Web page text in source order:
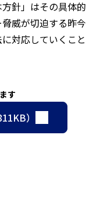
針」はその具体的
威が切迫する昨今
対応していくこと
す
）